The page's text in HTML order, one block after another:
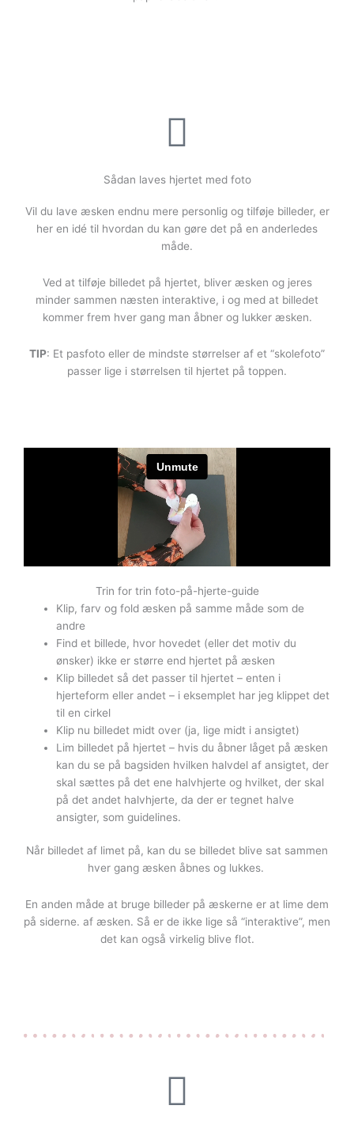
Sådan laves hjertet med foto
Vil du lave æsken endnu mere personlig og tilføje billeder, er
her en idé til hvordan du kan gøre det på en anderledes
måde.
Ved at tilføje billedet på hjertet, bliver æsken og jeres
minder sammen næsten interaktive, i og med at billedet
kommer frem hver gang man åbner og lukker æsken.
TIP: Et pasfoto eller de mindste størrelser af et “skolefoto”
passer lige i størrelsen til hjertet på toppen.
Trin for trin foto-på-hjerte-guide
Klip, farv og fold æsken på samme måde som de
andre
Find et billede, hvor hovedet (eller det motiv du
ønsker) ikke er større end hjertet på æsken
Klip billedet så det passer til hjertet – enten i
hjerteform eller andet – i eksemplet har jeg klippet det
til en cirkel
Klip nu billedet midt over (ja, lige midt i ansigtet)
Lim billedet på hjertet – hvis du åbner låget på æsken
kan du se på bagsiden hvilken halvdel af ansigtet, der
skal sættes på det ene halvhjerte og hvilket, der skal
på det andet halvhjerte, da der er tegnet halve
ansigter, som guidelines.
Når billedet af limet på, kan du se billedet blive sat sammen
hver gang æsken åbnes og lukkes.
En anden måde at bruge billeder på æskerne er at lime dem
på siderne. af æsken. Så er de ikke lige så “interaktive”, men
det kan også virkelig blive flot.